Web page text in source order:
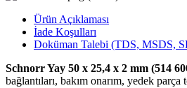
Ürün Açıklaması
İade Koşulları
Doküman Talebi (TDS, MSDS,
Schnorr Yay 50 x 25,4 x 2 mm (514
bağlantıları, bakım onarım, yedek